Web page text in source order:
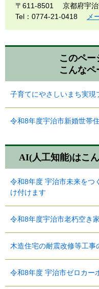
〒611-8501
京都府宇
Tel：0774-21-0418
メ
このペ
こんな
子育てにやさしいまち実現
令和8年度宇治市新婚世帯
AI(人工知能)はこ
令和8年度 宇治市未来をつ
け付けます
令和8年度宇治市老朽空き
木造住宅の耐震改修等工事
令和8年度 宇治市ゼロカー